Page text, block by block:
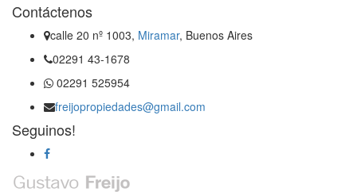
Contáctenos
calle 20 nº 1003, Miramar, Buenos Aires
02291 43-1678
02291 525954
freijopropiedades@gmail.com
Seguinos!